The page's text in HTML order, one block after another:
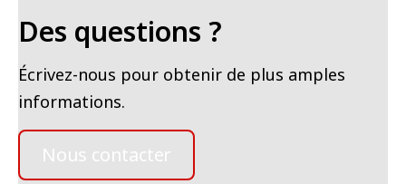
Des questions ?
Écrivez-nous pour obtenir de plus amples
informations.
Nous contacter